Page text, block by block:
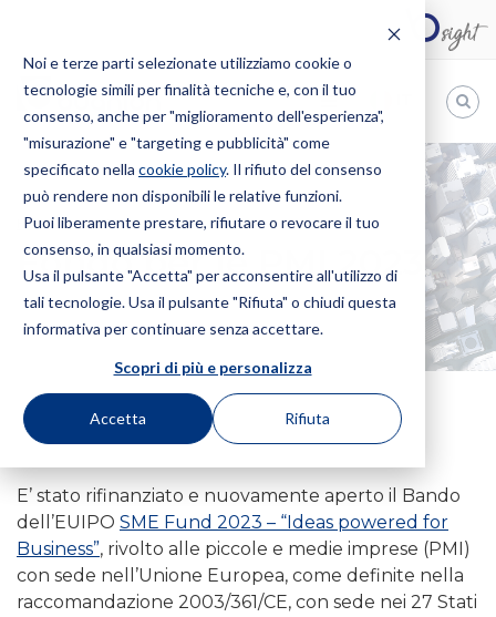
Noi e terze parti selezionate utilizziamo cookie o
tecnologie simili per finalità tecniche e, con il tuo
consenso, anche per "miglioramento dell'esperienza",
"misurazione" e "targeting e pubblicità" come
specificato nella cookie policy. Il rifiuto del consenso
può rendere non disponibili le relative funzioni.
Puoi liberamente prestare, rifiutare o revocare il tuo
consenso, in qualsiasi momento.
Usa il pulsante "Accetta" per acconsentire all'utilizzo di
tali tecnologie. Usa il pulsante "Rifiuta" o chiudi questa
informativa per continuare senza accettare.
Scopri di più e personalizza
Accetta Rifiuta
Bugnion
The
way
HOME NEWS FONDO PER LE PMI 2023
Fondo per le PMI 2023
16 Febbraio 2023
E’ stato rifinanziato e nuovamente aperto il Bando
dell’EUIPO SME Fund 2023 – “Ideas powered for
Business”, rivolto alle piccole e medie imprese (PMI)
con sede nell’Unione Europea, come definite nella
raccomandazione 2003/361/CE, con sede nei 27 Stati